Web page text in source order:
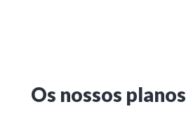
Os nossos planos